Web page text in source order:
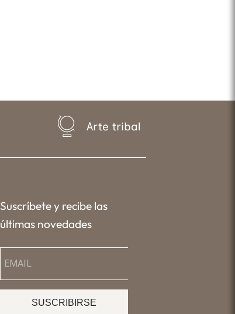
Arte tribal
Suscríbete y recibe las
últimas novedades
SUSCRIBIRSE